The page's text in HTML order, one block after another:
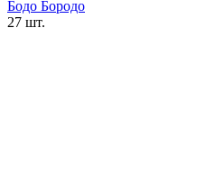
Бодо Бородо
27 шт.